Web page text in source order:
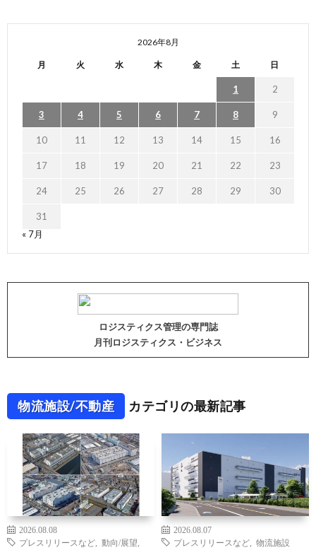
2026年8月
月 火 水 木 金 土 日
1 2
3 4 5 6 7 8 9
10 11 12 13 14 15 16
17 18 19 20 21 22 23
24 25 26 27 28 29 30
31
« 7月
ロジスティクス管理の専門誌
月刊ロジスティクス・ビジネス
物流施設/不動産 カテゴリの最新記事
2026.08.08
プレスリリースなど
動向/展望
2026.08.07
プレスリリースなど
物流施設